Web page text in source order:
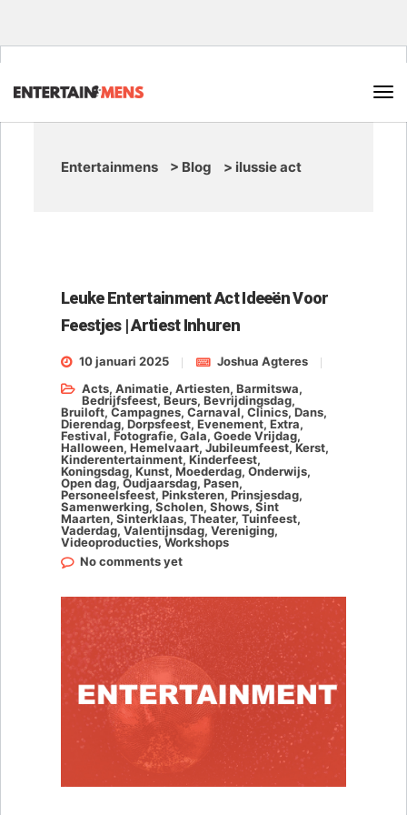
Entertainmens > Blog > ilussie act
Leuke Entertainment Act Ideeën Voor
Feestjes | Artiest Inhuren
10 januari 2025
Joshua Agteres
Acts, Animatie, Artiesten, Barmitswa,
Bedrijfsfeest, Beurs, Bevrijdingsdag,
Bruiloft, Campagnes, Carnaval, Clinics,Dans,
Dierendag, Dorpsfeest, Evenement, Extra,
Festival, Fotografie, Gala, Goede Vrijdag,
Halloween, Hemelvaart, Jubileumfeest,Kerst,
Kinderentertainment, Kinderfeest,
Koningsdag, Kunst, Moederdag, Onderwijs,
Open dag, Oudjaarsdag, Pasen,
Personeelsfeest, Pinksteren, Prinsjesdag,
Samenwerking, Scholen, Shows, Sint
Maarten, Sinterklaas, Theater, Tuinfeest,
Vaderdag, Valentijnsdag, Vereniging,
Videoproducties, Workshops
No comments yet